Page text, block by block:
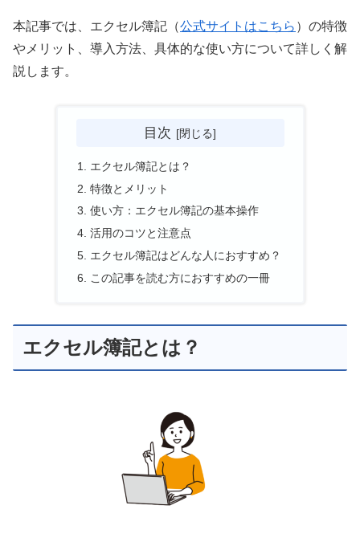
本記事では、エクセル簿記（公式サイトはこちら ）の特徴
やメリット、導入方法、具体的な使い方について詳しく解
説します。
目次
エクセル簿記とは？
特徴とメリット
使い方：エクセル簿記の基本操作
活用のコツと注意点
エクセル簿記はどんな人におすすめ？
この記事を読む方におすすめの一冊
エクセル簿記とは？